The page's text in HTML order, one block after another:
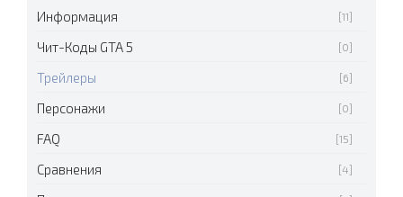
Информация [11]
Чит-Коды GTA 5 [0]
Трейлеры [6]
Персонажи [0]
FAQ [15]
Сравнения [4]